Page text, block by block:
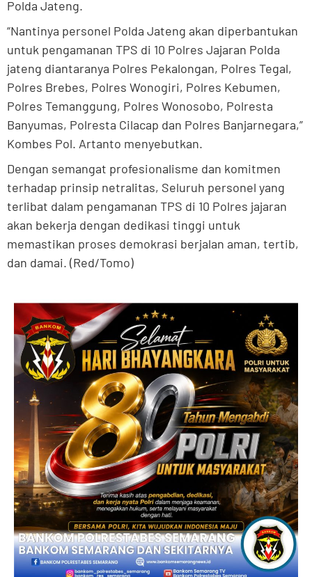
Polda Jateng.
“Nantinya personel Polda Jateng akan diperbantukan
untuk pengamanan TPS di 10 Polres Jajaran Polda
jateng diantaranya Polres Pekalongan, Polres Tegal,
Polres Brebes, Polres Wonogiri, Polres Kebumen,
Polres Temanggung, Polres Wonosobo, Polresta
Banyumas, Polresta Cilacap dan Polres Banjarnegara,”
Kombes Pol. Artanto menyebutkan.
Dengan semangat profesionalisme dan komitmen
terhadap prinsip netralitas, Seluruh personel yang
terlibat dalam pengamanan TPS di 10 Polres jajaran
akan bekerja dengan dedikasi tinggi untuk
memastikan proses demokrasi berjalan aman, tertib,
dan damai. (Red/Tomo)